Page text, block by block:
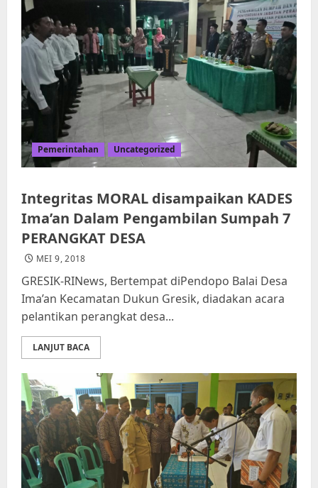
Pemerintahan Uncategorized
Integritas MORAL disampaikan KADES
Ima’an Dalam Pengambilan Sumpah 7
PERANGKAT DESA
MEI 9, 2018
GRESIK-RINews, Bertempat diPendopo Balai Desa
Ima’an Kecamatan Dukun Gresik, diadakan acara
pelantikan perangkat desa...
LANJUT BACA